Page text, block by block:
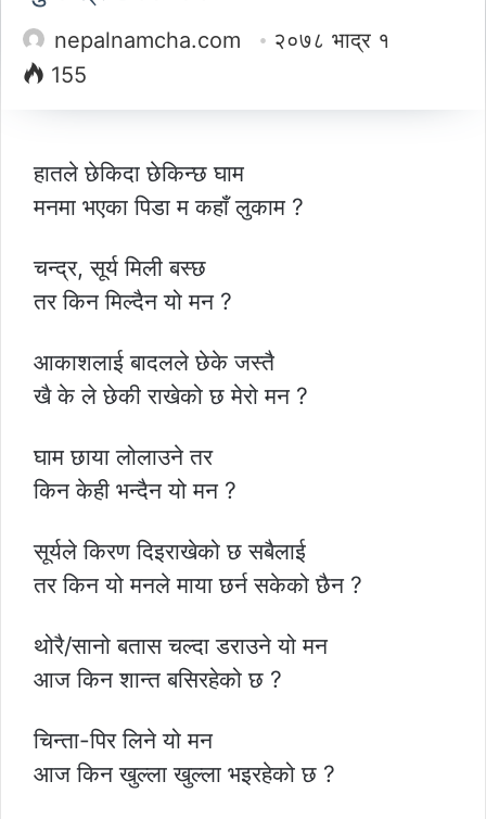
nepalnamcha.com
२०७८ भाद्र १
155
हातले छेकिदा छेकिन्छ घाम
मनमा भएका पिडा म कहाँ लुकाम ?
चन्द्र, सूर्य मिली बस्छ
तर किन मिल्दैन यो मन ?
आकाशलाई बादलले छेके जस्तै
खै के ले छेकी राखेको छ मेरो मन ?
घाम छाया लोलाउने तर
किन केही भन्दैन यो मन ?
सूर्यले किरण दिइराखेको छ सबैलाई
तर किन यो मनले माया छर्न सकेको छैन ?
थोरै/सानो बतास चल्दा डराउने यो मन
आज किन शान्त बसिरहेको छ ?
चिन्ता-पिर लिने यो मन
आज किन खुल्ला खुल्ला भइरहेको छ ?